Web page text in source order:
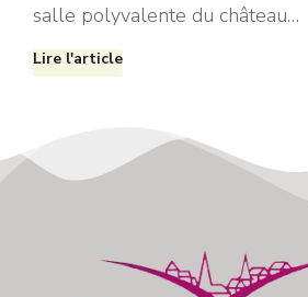
salle polyvalente du château…
Lire l'article